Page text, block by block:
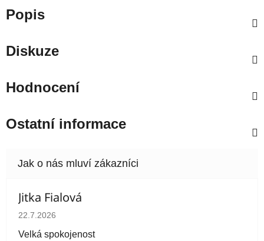
Popis
Diskuze
Hodnocení
Ostatní informace
Jitka Fialová
Hodnocení obchodu je 5 z 5 hvězdiček.
22.7.2026
Velká spokojenost